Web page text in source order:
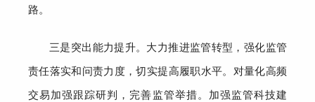
路。
三是突出能力提升。 大力推进监管转型，强化监管
责任落实和问责力度 ，切实提高履职水平。对量化高频
交易加强跟踪研判，完善监管举措。加强监管科技建